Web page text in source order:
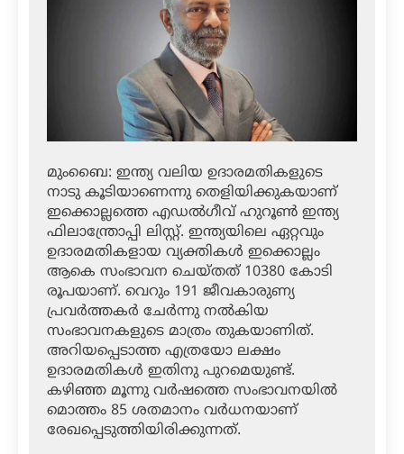
മുംബൈ: ഇന്ത്യ വലിയ ഉദാരമതികളുടെ
നാടു കൂടിയാണെന്നു തെളിയിക്കുകയാണ്
ഇക്കൊല്ലത്തെ എഡല്‍ഗീവ് ഹുറൂണ്‍ ഇന്ത്യ
ഫിലാന്ത്രോപ്പി ലിസ്റ്റ്. ഇന്ത്യയിലെ ഏറ്റവും
ഉദാരമതികളായ വ്യക്തികള്‍ ഇക്കൊല്ലം
ആകെ സംഭാവന ചെയ്തത് 10380 കോടി
രൂപയാണ്. വെറും 191 ജീവകാരുണ്യ
പ്രവര്‍ത്തകര്‍ ചേര്‍ന്നു നല്‍കിയ
സംഭാവനകളുടെ മാത്രം തുകയാണിത്.
അറിയപ്പെടാത്ത എത്രയോ ലക്ഷം
ഉദാരമതികള്‍ ഇതിനു പുറമെയുണ്ട്.
കഴിഞ്ഞ മൂന്നു വര്‍ഷത്തെ സംഭാവനയില്‍
മൊത്തം 85 ശതമാനം വര്‍ധനയാണ്
രേഖപ്പെടുത്തിയിരിക്കുന്നത്.